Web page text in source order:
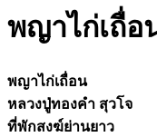
พญาไก่เถื่
พญาไก่เถื่อน
หลวงปู่ทองคำ สุวโจ
ที่พักสงฆ์ย่านยาว